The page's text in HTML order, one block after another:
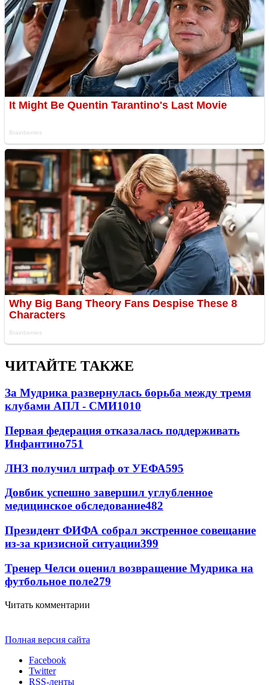
ЧИТАЙТЕ ТАКЖЕ
За Мудрика развернулась борьба между тремя
клубами АПЛ - СМИ1010
Первая федерация отказалась поддерживать
Инфантино751
ЛНЗ получил штраф от УЕФА595
Довбик успешно завершил углубленное
медицинское обследование482
Президент ФИФА собрал экстренное совещание
из-за кризисной ситуации399
Тренер Челси оценил возвращение Мудрика на
футбольное поле279
Читать комментарии
Полная версия сайта
Facebook
Twitter
RSS-ленты